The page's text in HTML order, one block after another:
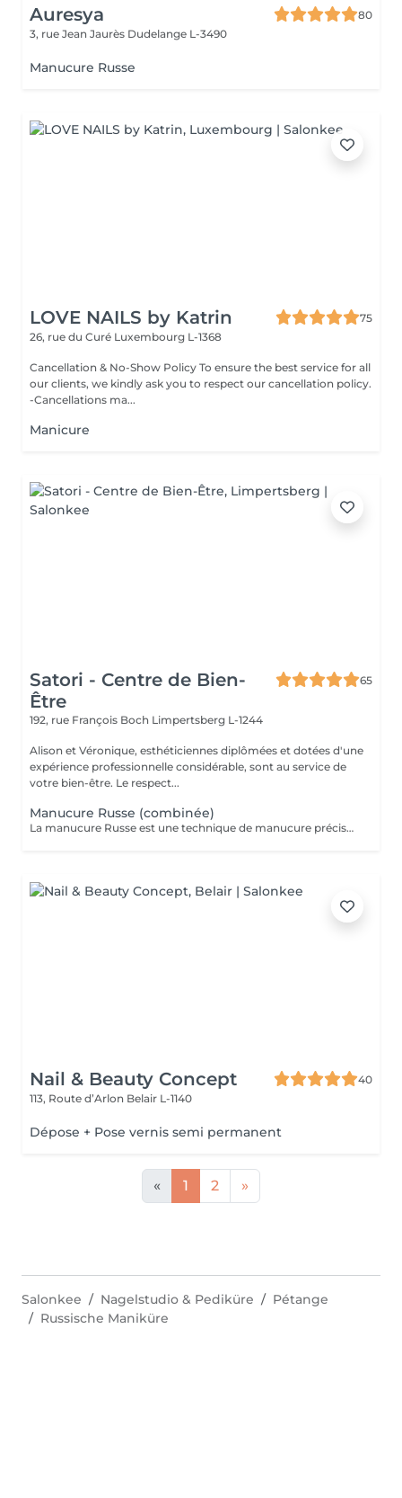
Auresya
80
3, rue Jean Jaurès Dudelange L-3490
Manucure Russe
LOVE NAILS by Katrin
75
26, rue du Curé Luxembourg L-1368
Cancellation & No-Show Policy To ensure the best service for all
our clients, we kindly ask you to respect our cancellation policy.
-Cancellations ma...
Manicure
Satori - Centre de Bien-
Être
65
192, rue François Boch Limpertsberg L-1244
Alison et Véronique, esthéticiennes diplômées et dotées d'une
expérience professionnelle considérable, sont au service de
votre bien-être. Le respect...
Manucure Russe (combinée)
La manucure Russe est une technique de manucure précise réalisée à l'aide d'embouts adaptés pour nettoyer en profondeur les cuticules et le contour des ongles. Elle permet un rendu ultra net, propre et une finition impeccable. Idéale avant une pose de vernis semi-permanent ou gel.
Nail & Beauty Concept
40
113, Route d’Arlon Belair L-1140
Dépose + Pose vernis semi permanent
« 1 2 »
Salonkee Nagelstudio & Pediküre
Pétange
Russische Maniküre